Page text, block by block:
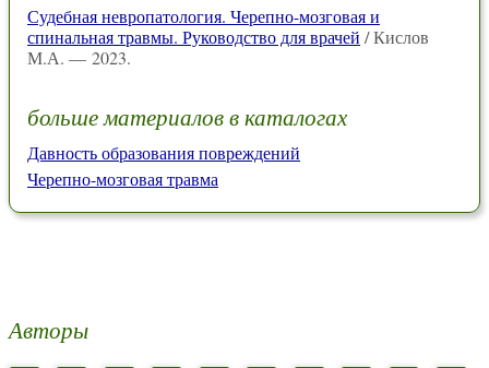
Судебная невропатология. Черепно-мозговая и
спинальная травмы. Руководство для врачей / Кислов
М.А. — 2023.
больше материалов в каталогах
Давность образования повреждений
Черепно-мозговая травма
Авторы